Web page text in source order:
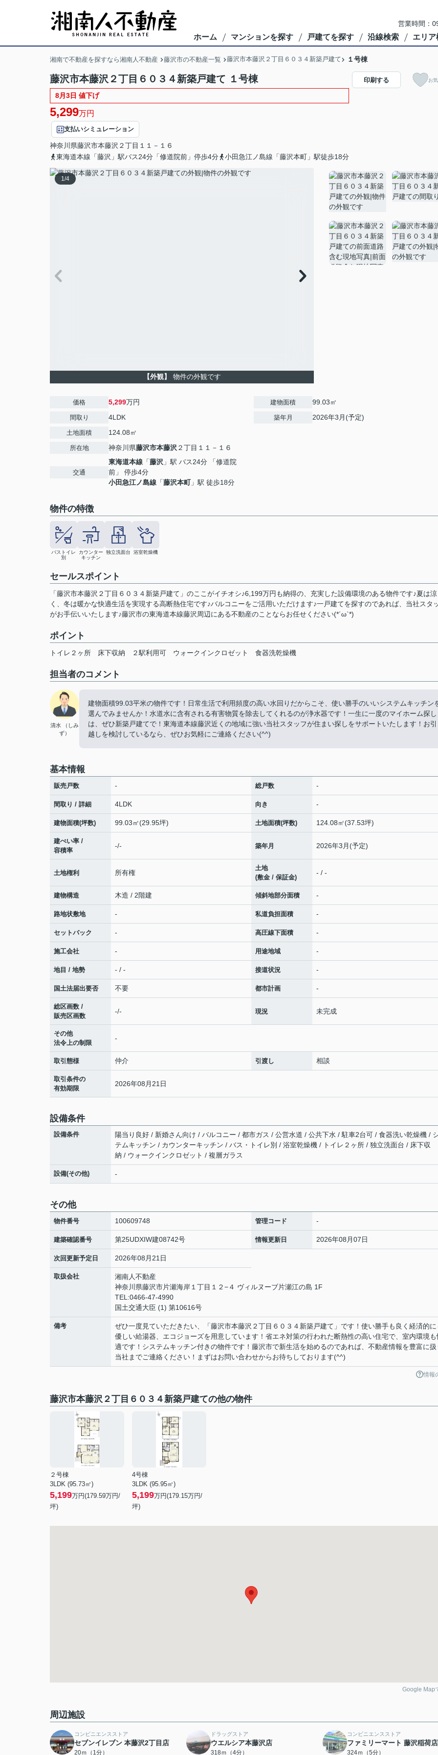
営業時間：
ホーム マンションを探す 戸建てを探す 沿線検索 エリア
湘南で不動産を探すなら湘南人不動産 藤沢市の不動産一覧 藤沢市本藤沢２丁目６０３４新築戸建て １号棟
藤沢市本藤沢２丁目６０３４新築戸建て １号棟
8月3日 値下げ
5,299万円
支払いシミュレーション
神奈川県藤沢市本藤沢 ２丁目１１－１６
東海道本線「藤沢」駅バス24分「修道院前」停歩4分
小田急江ノ島線「藤沢本町」駅徒歩18分
印刷する お
1/4
【外観】 物件の外観です
価格 5,299万円
間取り 4LDK
土地面積 124.08㎡
所在地 神奈川県藤沢市本藤沢 ２丁目１１－１６
交通
東海道本線 「藤沢 」駅 バス24分 「修道院
前」 停歩4分
小田急江ノ島線 「藤沢本町」駅 徒歩18分
建物面積 99.03㎡
築年月 2026年3月(予定)
物件の特徴
バストイレ
別
カウンター
キッチン
独立洗面台 浴室乾燥機
セールスポイント
「藤沢市本藤沢２丁目６０３４新築戸建て」のここがイチオシ♪6,199万円も納得の、充実した設備環境のある物件です♪夏は
く、冬は暖かな快適生活を実現する高断熱住宅です♪バルコニーをご活用いただけます♪一戸建てを探すのであれば、当社スタ
がお手伝いいたします♪藤沢市の東海道本線藤沢周辺にある不動産のことならお任せください(*´ω`*)
ポイント
トイレ２ヶ所 床下収納 ２駅利用可 ウォークインクロゼット 食器洗乾燥機
担当者のコメント
清水 （しみ
ず）
建物面積99.03平米の物件です！日常生活で利用頻度の高い水回りだからこそ、使い勝手のいいシステムキッチン
選んでみませんか！水道水に含有される有害物質を除去してくれるのが浄水器です！一生に一度のマイホーム探し
は、ぜひ新築戸建てで！東海道本線藤沢近くの地域に強い当社スタッフが住まい探しをサポートいたします！お
越しを検討しているなら、ぜひお気軽にご連絡ください(^^)
基本情報
販売戸数 - 総戸数 -
間取り / 詳細 4LDK 向き -
建物面積(坪数) 99.03㎡(29.95坪) 土地面積(坪数) 124.08㎡(37.53坪)
建ぺい率 /
容積率
-/- 築年月 2026年3月(予定)
土地権利 所有権
土地
(敷金 / 保証金)
- / -
建物構造 木造 / 2階建 傾斜地部分面積 -
路地状敷地 - 私道負担面積 -
セットバック - 高圧線下面積 -
施工会社 - 用途地域 -
地目 / 地勢 - / - 接道状況 -
国土法届出要否 不要 都市計画 -
総区画数 /
販売区画数
-/- 現況 未完成
その他
法令上の制限
-
取引態様 仲介 引渡し 相談
取引条件の
有効期限
2026年08月21日
設備条件
設備条件
陽当り良好 / 新婚さん向け / バルコニー / 都市ガス / 公営水道 / 公共下水 / 駐車2台可 / 食器洗い乾燥機 /
テムキッチン / カウンターキッチン / バス・トイレ別 / 浴室乾燥機 / トイレ２ヶ所 / 独立洗面台 / 床下収
納 / ウォークインクロゼット / 複層ガラス
設備(その他) -
その他
物件番号 100609748 管理コード -
建築確認番号 第25UDXIW建08742号 情報更新日 2026年08月07日
次回更新予定日 2026年08月21日
取扱会社
湘南人不動産
神奈川県藤沢市片瀬海岸１丁目１２−４ ヴィルヌーブ片瀬江の島 1F
TEL:0466-47-4990
国土交通大臣 (1) 第10616号
備考
ぜひ一度見ていただきたい、「藤沢市本藤沢２丁目６０３４新築戸建て」です！使い勝手も良く経済的に
優しい給湯器、エコジョーズを用意しています！省エネ対策の行われた断熱性の高い住宅で、室内環境も
適です！システムキッチン付きの物件です！藤沢市で新生活を始めるのであれば、不動産情報を豊富に扱
当社までご連絡ください！まずはお問い合わせからお待ちしております(^^)
情報
藤沢市本藤沢２丁目６０３４新築戸建ての他の物件
２号棟
3LDK (95.73㎡)
5,199万円(179.59万円/
坪)
4号棟
3LDK (95.95㎡)
5,199万円(179.15万円/
坪)
Google Map
周辺施設
コンビニエンスストア
セブンイレブン 本藤沢2丁目店
20ｍ（1分）
ドラッグストア
ウエルシア本藤沢店
318ｍ（4分）
コンビニエンスストア
ファミリーマート 藤沢稲荷店
324ｍ（5分）